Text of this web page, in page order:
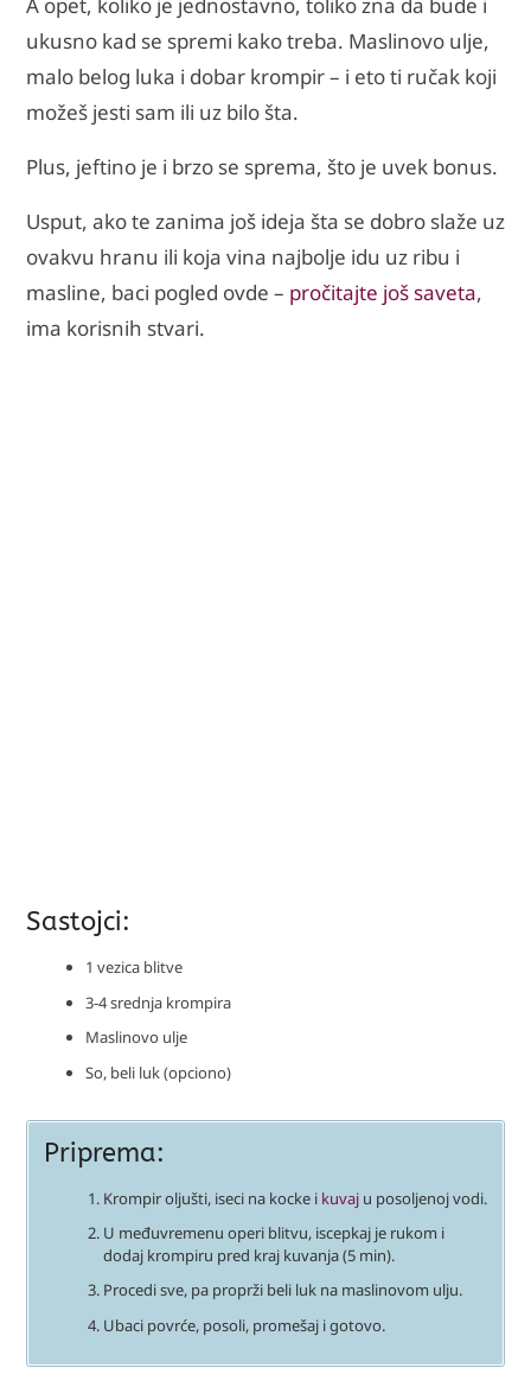
A opet, koliko je jednostavno, toliko zna da bude i
ukusno kad se spremi kako treba. Maslinovo ulje,
malo belog luka i dobar krompir – i eto ti ručak koji
možeš jesti sam ili uz bilo šta.
Plus, jeftino je i brzo se sprema, što je uvek bonus.
Usput, ako te zanima još ideja šta se dobro slaže uz
ovakvu hranu ili koja vina najbolje idu uz ribu i
masline, baci pogled ovde – pročitajte još saveta,
ima korisnih stvari.
Sastojci:
1 vezica blitve
3-4 srednja krompira
Maslinovo ulje
So, beli luk (opciono)
Priprema:
Krompir oljušti, iseci na kocke i kuvaju posoljenoj vodi.
U međuvremenu operi blitvu, iscepkaj je rukom i
dodaj krompiru pred kraj kuvanja (5 min).
Procedi sve, pa proprži beli luk na maslinovom ulju.
Ubaci povrće, posoli, promešaj i gotovo.